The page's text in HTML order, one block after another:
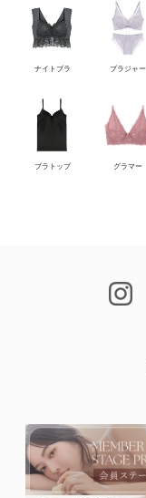
ナイトブラ ブラジャー
ブラトップ グラマー